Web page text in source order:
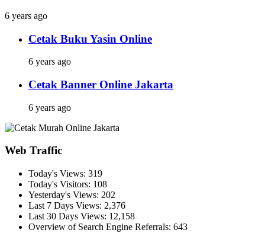
6 years ago
Cetak Buku Yasin Online
6 years ago
Cetak Banner Online Jakarta
6 years ago
Web Traffic
Today's Views: 319
Today's Visitors: 108
Yesterday's Views: 202
Last 7 Days Views: 2,376
Last 30 Days Views: 12,158
Overview of Search Engine Referrals: 643